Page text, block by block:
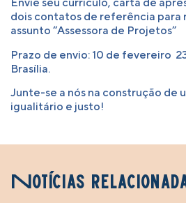
dois contatos de referência para
assunto “Assessora de Projetos”
Prazo de envio: 10 de fevereiro
Brasília.
Junte-se a nós na construção de
igualitário e justo!
Notícias